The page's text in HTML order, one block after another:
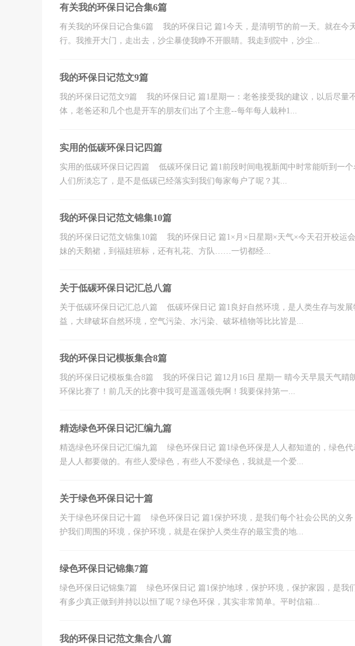
有关我的环保日记合集6篇
有关我的环保日记合集6篇 我的环保日记 篇1今天，是清明节的前一天。就在今
行。我推开大门，走出去，沙尘暴使我睁不开眼睛。我走到院中，沙尘...
我的环保日记范文9篇
我的环保日记范文9篇 我的环保日记 篇1星期一：老爸接受我的建议，以后尽量
体，老爸还和几个也是开车的朋友们出了个主意--每年每人栽种1...
实用的低碳环保日记四篇
实用的低碳环保日记四篇 低碳环保日记 篇1前段时间电视新闻中时常能听到一
人们所淡忘了，是不是低碳已经落实到我们每家每户了呢？其...
我的环保日记范文锦集10篇
我的环保日记范文锦集10篇 我的环保日记 篇1×月×日星期×天气×今天召开校运
妹的天鹅裙，到福娃班标，还有礼花、方队……一切都经...
关于低碳环保日记汇总八篇
关于低碳环保日记汇总八篇 低碳环保日记 篇1良好自然环境，是人类生存与发展
益，大肆破坏自然环境，空气污染、水污染、破坏植物等比比皆是...
我的环保日记模板集合8篇
我的环保日记模板集合8篇 我的环保日记 篇12月16日 星期一 晴今天早晨天气晴
环保比赛了！前几天的比赛中我可是遥遥领先啊！我要保持第一...
精选绿色环保日记汇编九篇
精选绿色环保日记汇编九篇 绿色环保日记 篇1绿色环保是人人都知道的，绿色
是人人都要做的。有些人爱绿色，有些人不爱绿色，我就是一个爱...
关于绿色环保日记十篇
关于绿色环保日记十篇 绿色环保日记 篇1保护环境，是我们每个社会公民的义
护我们周围的环境，保护环境，就是在保护人类生存的最宝贵的地...
绿色环保日记锦集7篇
绿色环保日记锦集7篇 绿色环保日记 篇1保护地球，保护环境，保护家园，是我
有多少真正做到并持以以恒了呢？绿色环保，其实非常简单。平时信箱...
我的环保日记范文集合八篇